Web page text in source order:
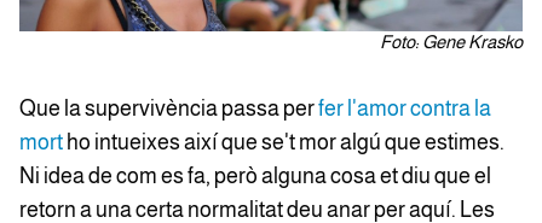
Foto: Gene Krasko
Que la supervivència passa perfer l'amor contra la
mort ho intueixes així que se't mor algú que estimes.
Ni idea de com es fa, però alguna cosa et diu que el
retorn a una certa normalitat deu anar per aquí. Les